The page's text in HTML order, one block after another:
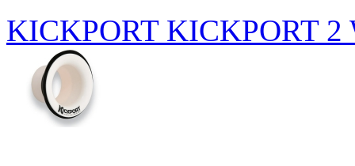
KICKPORT KICKPORT